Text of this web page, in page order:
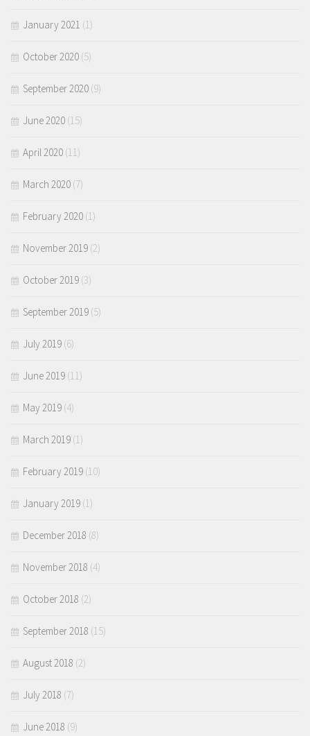
January 2021 (1)
October 2020 (5)
September 2020 (9)
June 2020 (15)
April 2020 (11)
March 2020 (7)
February 2020 (1)
November 2019 (2)
October 2019 (3)
September 2019 (5)
July 2019 (6)
June 2019 (11)
May 2019 (4)
March 2019 (1)
February 2019 (10)
January 2019 (1)
December 2018 (8)
November 2018 (4)
October 2018 (2)
September 2018 (15)
August 2018 (2)
July 2018 (7)
June 2018 (9)